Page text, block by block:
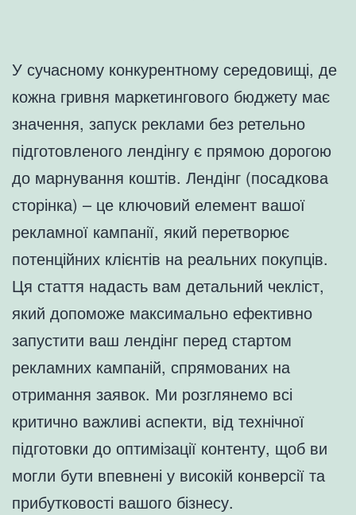
У сучасному конкурентному середовищі, де
кожна гривня маркетингового бюджету має
значення, запуск реклами без ретельно
підготовленого лендінгу є прямою дорогою
до марнування коштів. Лендінг (посадкова
сторінка) – це ключовий елемент вашої
рекламної кампанії, який перетворює
потенційних клієнтів на реальних покупців.
Ця стаття надасть вам детальний чекліст,
який допоможе максимально ефективно
запустити ваш лендінг перед стартом
рекламних кампаній, спрямованих на
отримання заявок. Ми розглянемо всі
критично важливі аспекти, від технічної
підготовки до оптимізації контенту, щоб ви
могли бути впевнені у високій конверсії та
прибутковості вашого бізнесу.